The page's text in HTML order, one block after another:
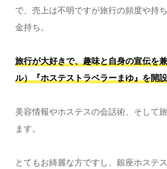
で、売上は不明ですが旅行の頻度や持
金持ち。
旅行が大好きで、趣味と自身の宣伝を
ル）『ホステストラベラーまゆ』を開
美容情報やホステスの会話術、そして
ます。
とてもお綺麗な方ですし、銀座ホステ